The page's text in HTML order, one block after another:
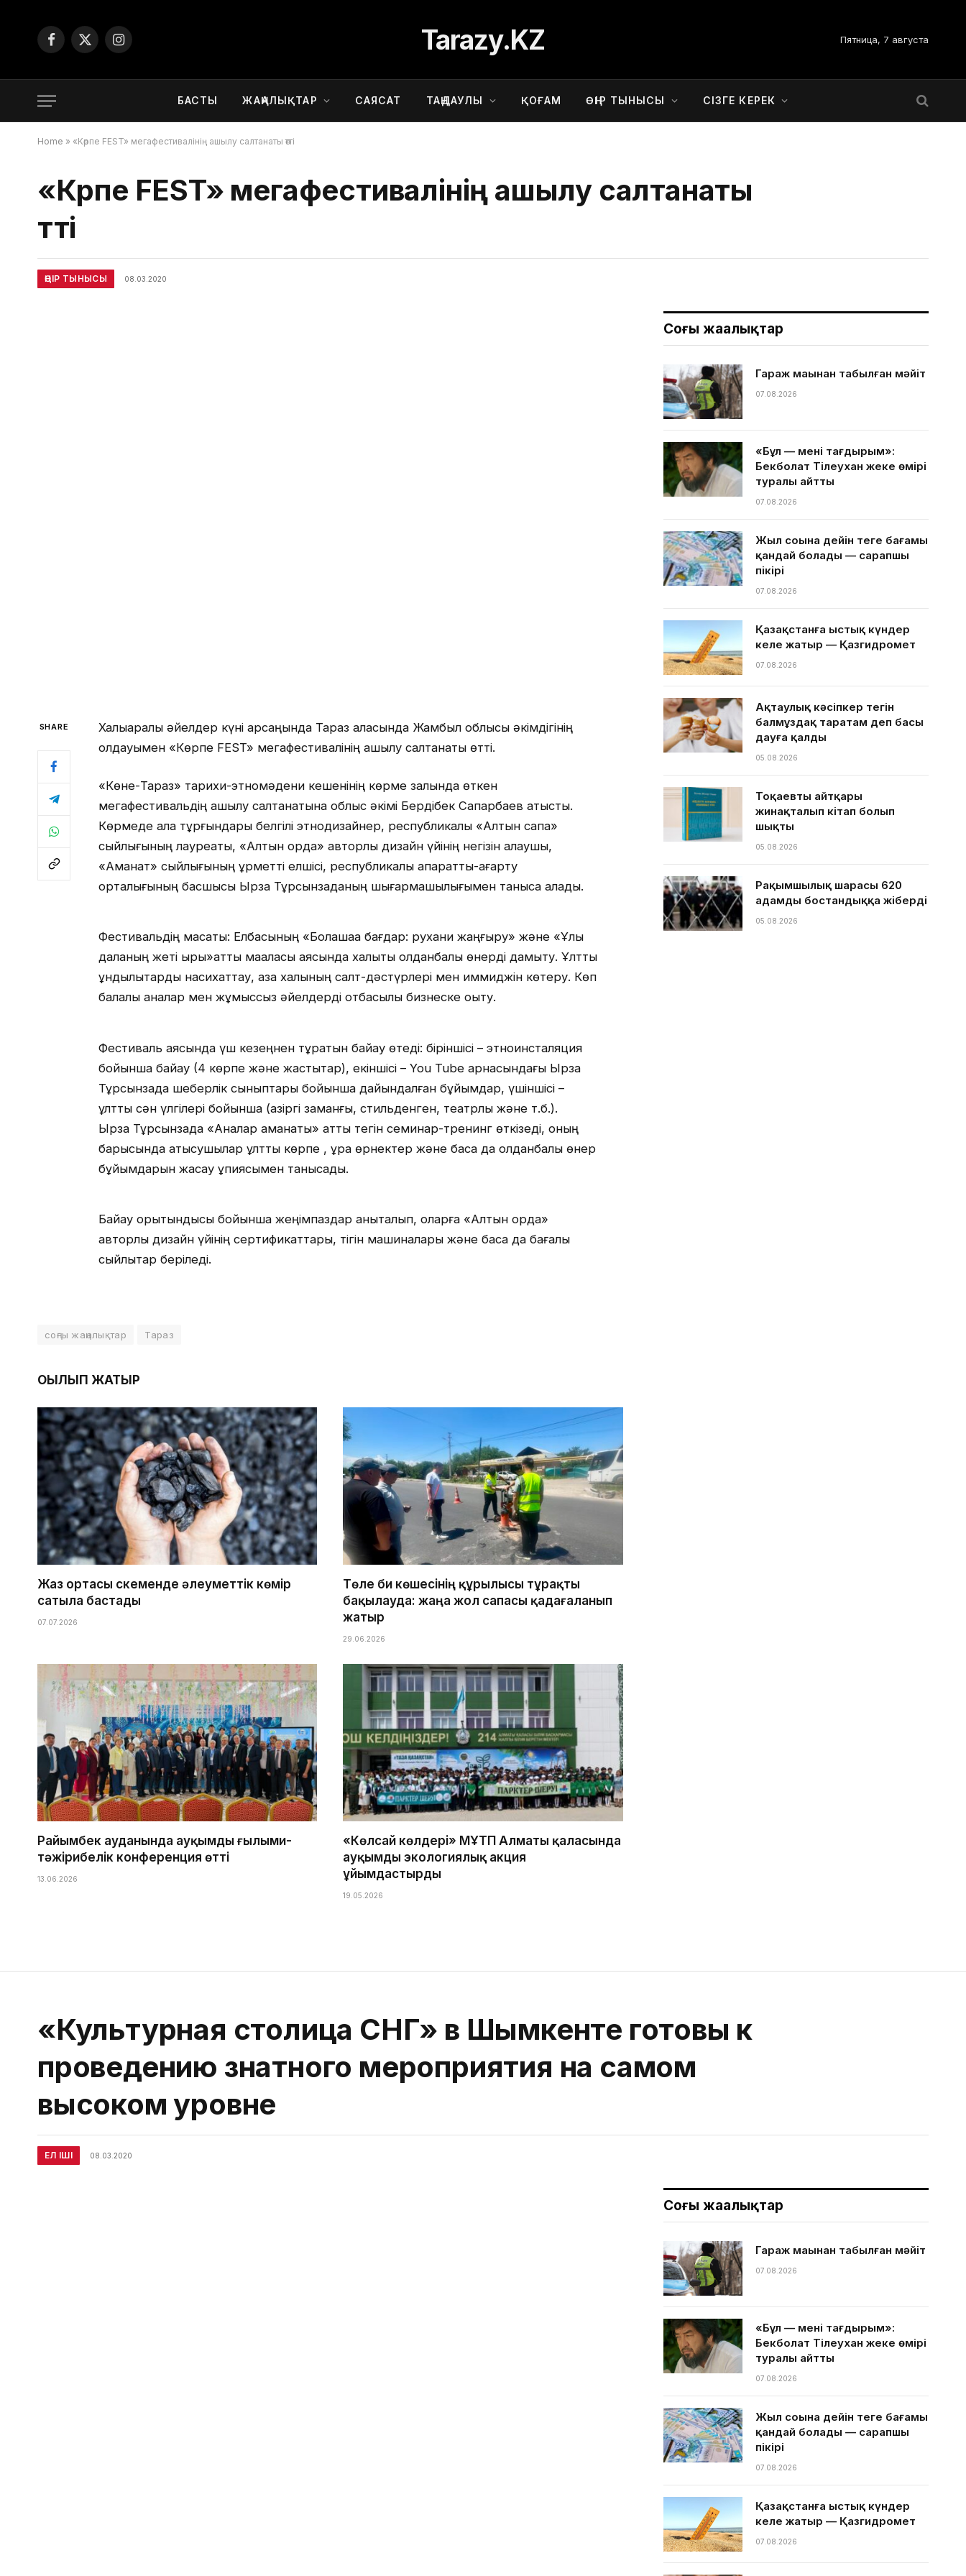
Facebook
X
Instagram Tarazy.KZ Пятница, 7 августа
БАСТЫ ЖАҢАЛЫҚТАР САЯСАТ ТАҢДАУЛЫ ҚОҒАМ ӨҢІР ТЫНЫСЫ СІЗГЕ КЕРЕК
Home » «Көрпе FEST» мегафестивалінің ашылу салтанаты өтті
«Көрпе FEST» мегафестивалінің ашылу салтанаты
өтті
ӨҢІР ТЫНЫСЫ 08.03.2020
SHARE
Халықаралық әйелдер күні қарсаңында Тараз қаласында Жамбыл облысы әкімдігінің
қолдауымен «Көрпе FEST» мегафестивалінің ашылу салтанаты өтті.
«Көне-Тараз» тарихи-этномәдени кешенінің көрме залында өткен
мегафестивальдің ашылу салтанатына облыс әкімі Бердібек Сапарбаев қатысты.
Көрмеде қала тұрғындары белгілі этнодизайнер, республикалық «Алтын сапа»
сыйлығының лауреаты, «Алтын орда» авторлық дизайн үйінің негізін қалаушы,
«Аманат» сыйлығының құрметті елшісі, республикалық ақпараттық-ағарту
орталығының басшысы Ырза Тұрсынзаданың шығармашылығымен таныса алады.
Фестивальдің мақсаты: Елбасының «Болашаққа бағдар: рухани жаңғыру» және «Ұлы
даланың жеті қыры»атты мақаласы аясында халықтық қолданбалы өнерді дамыту. Ұлттық
құндылықтарды насихаттау, қазақ халқының салт-дәстүрлері мен иммиджін көтеру. Көп
балалы аналар мен жұмыссыз әйелдерді отбасылық бизнеске оқыту.
Фестиваль аясында үш кезеңнен тұратын байқау өтеді: біріншісі – этноинсталяция
бойынша байқау (4 көрпе және жастықтар), екіншісі – You Tube арнасындағы Ырза
Тұрсынзада шеберлік сыныптары бойынша дайындалған бұйымдар, үшіншісі –
ұлттық сән үлгілері бойынша (қазіргі заманғы, стильденген, театрлық және т.б.).
Ырза Тұрсынзада «Аналар аманаты» атты тегін семинар-тренинг өткізеді, оның
барысында қатысушылар ұлттық көрпе , құрақ өрнектер және басқа да қолданбалы өнер
бұйымдарын жасау құпиясымен танысады.
Байқау қорытындысы бойынша жеңімпаздар анықталып, оларға «Алтын орда»
авторлық дизайн үйінің сертификаттары, тігін машиналары және басқа да бағалы
сыйлықтар беріледі.
соңғы жаңалықтар Тараз
ОҚЫЛЫП ЖАТЫР
Жаз ортасы Өскеменде әлеуметтік көмір
сатыла бастады
07.07.2026
Төле би көшесінің құрылысы тұрақты
бақылауда: жаңа жол сапасы қадағаланып
жатыр
29.06.2026
Райымбек ауданында ауқымды ғылыми-
тәжірибелік конференция өтті
13.06.2026
«Көлсай көлдері» МҰТП Алматы қаласында
ауқымды экологиялық акция
ұйымдастырды
19.05.2026
Соңғы жаңалықтар
Гараж маңынан табылған мәйіт
07.08.2026
«Бұл — менің тағдырым»:
Бекболат Тілеухан жеке өмірі
туралы айтты
07.08.2026
Жыл соңына дейін теңге бағамы
қандай болады — сарапшы
пікірі
07.08.2026
Қазақстанға ыстық күндер
келе жатыр — Қазгидромет
07.08.2026
Ақтаулық кәсіпкер тегін
балмұздақ таратам деп басы
дауға қалды
05.08.2026
Тоқаевтың айтқары
жинақталып кітап болып
шықты
05.08.2026
Рақымшылық шарасы 620
адамды бостандыққа жіберді
05.08.2026
«Культурная столица СНГ» в Шымкенте готовы к
проведению знатного мероприятия на самом
высоком уровне
ЕЛ ІШІ 08.03.2020
Соңғы жаңалықтар
Гараж маңынан табылған мәйіт
07.08.2026
«Бұл — менің тағдырым»:
Бекболат Тілеухан жеке өмірі
туралы айтты
07.08.2026
Жыл соңына дейін теңге бағамы
қандай болады — сарапшы
пікірі
07.08.2026
Қазақстанға ыстық күндер
келе жатыр — Қазгидромет
07.08.2026